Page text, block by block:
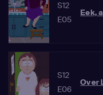
S12
E05
Eek,
S12
E06
Over